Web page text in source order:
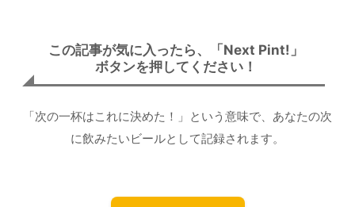
この記事が気に入ったら、「Next Pint!」
ボタンを押してください！
「次の一杯はこれに決めた！」という意味で、あなたの次
に飲みたいビールとして記録されます。